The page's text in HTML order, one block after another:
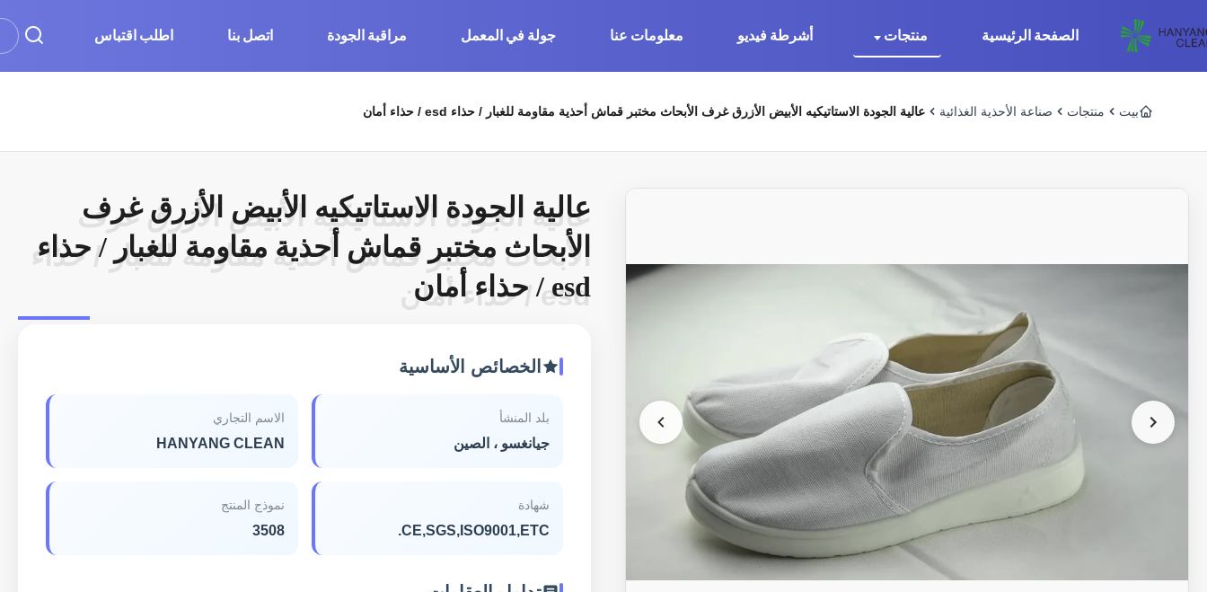
الصفحة الرئيسية منتجات أشرطة فيديو معلومات عنا جولة في المعمل مراقبة الجودة اتصل بنا اطلب اقتباس
بيت منتجات صناعة الأحذية الغذائية عالية الجودة الاستاتيكيه الأبيض الأزرق غرف الأبحاث مختبر قماش أحذية مقاومة للغبار / حذاء esd / حذاء أمان
عالية الجودة الاستاتيكيه الأبيض الأزرق غرف
الأبحاث مختبر قماش أحذية مقاومة للغبار / حذاء
esd / حذاء أمان
عالية الجودة الاستاتيكيه الأبيض الأزرق غرف
الأبحاث مختبر قماش أحذية مقاومة للغبار / حذاء
esd / حذاء أمان
الخصائص الأساسية
بلد المنشأ
جيانغسو ، الصين
الاسم التجاري
HANYANG CLEAN
شهادة
CE,SGS,ISO9001,ETC.
نموذج المنتج
3508